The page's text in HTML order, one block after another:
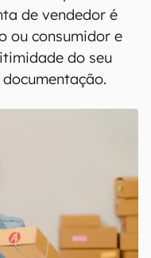
fazer um
site ou pelo
de vendedor é
ou consumidor e
do seu